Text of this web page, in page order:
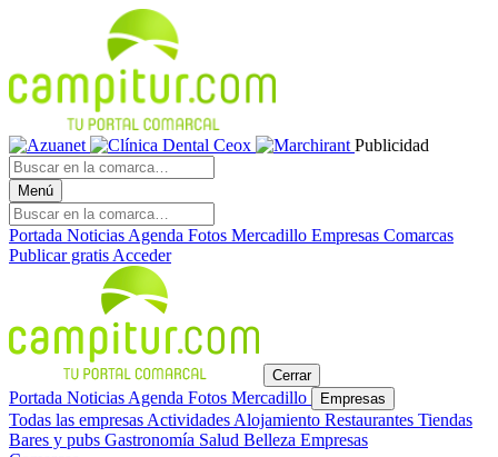
Publicidad
Menú
Portada Noticias Agenda Fotos Mercadillo Empresas Comarcas
Publicar gratis Acceder
Cerrar
Portada Noticias Agenda Fotos Mercadillo Empresas
Todas las empresas Actividades Alojamiento Restaurantes Tiendas
Bares y pubs Gastronomía Salud Belleza Empresas